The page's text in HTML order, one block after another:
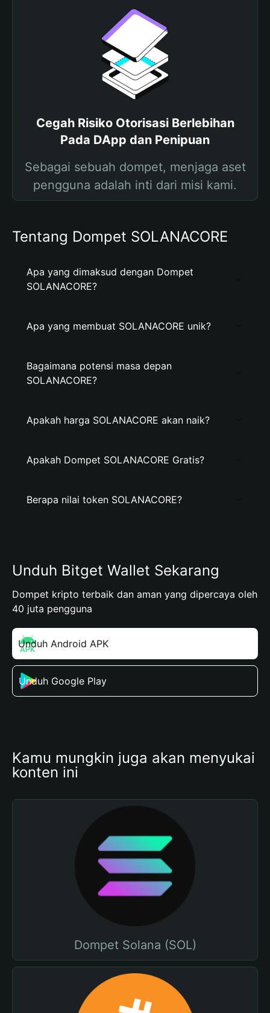
Cegah Risiko Otorisasi Berlebihan
Pada DApp dan Penipuan
Sebagai sebuah dompet, menjaga aset
pengguna adalah inti dari misi kami.
Tentang Dompet SOLANACORE
Apa yang dimaksud dengan Dompet
SOLANACORE?
Apa yang membuat SOLANACORE unik?
Bagaimana potensi masa depan
SOLANACORE?
Apakah harga SOLANACORE akan naik?
Apakah Dompet SOLANACORE Gratis?
Berapa nilai token SOLANACORE?
Unduh Bitget Wallet Sekarang
Dompet kripto terbaik dan aman yang dipercaya oleh
40 juta pengguna
Unduh Android APK
Unduh Google Play
Kamu mungkin juga akan menyukai
konten ini
Dompet Solana (SOL)